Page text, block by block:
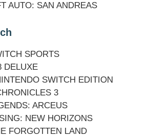
AUTO: SAN ANDREAS
SPORTS
DELUXE
SWITCH EDITION
3
ARCEUS
NEW HORIZONS
FORGOTTEN LAND